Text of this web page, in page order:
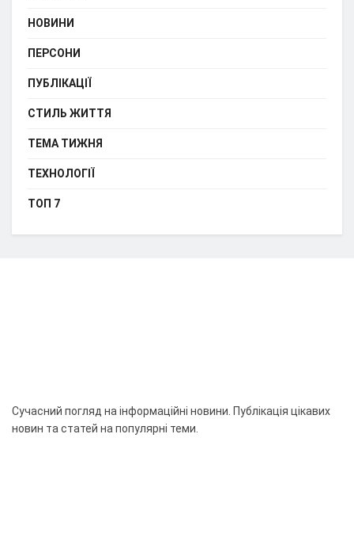
НОВИНИ
ПЕРСОНИ
ПУБЛІКАЦІЇ
СТИЛЬ ЖИТТЯ
ТЕМА ТИЖНЯ
ТЕХНОЛОГІЇ
ТОП 7
Сучасний погляд на інформаційні новини. Публікація цікавих
новин та статей на популярні теми.